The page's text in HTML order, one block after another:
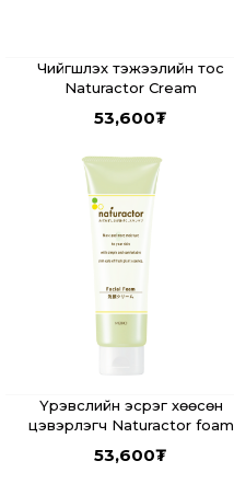
Чийгшүүлэх тэжээлийн тос
Naturactor Cream
53,600₮
Үрэвслийн эсрэг хөөсөн
цэвэрлэгч Naturactor foam
53,600₮